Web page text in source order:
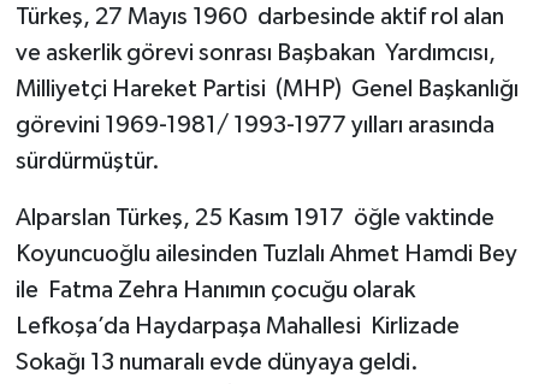
Türkeş, 27 Mayıs 1960 darbesinde aktif rol alan
ve askerlik görevi sonrası Başbakan Yardımcısı,
Milliyetçi Hareket Partisi (MHP) Genel Başkanlığı
görevini 1969-1981/ 1993-1977 yılları arasında
sürdürmüştür.
Alparslan Türkeş, 25 Kasım 1917 öğle vaktinde
Koyuncuoğlu ailesinden Tuzlalı Ahmet Hamdi Bey
ile Fatma Zehra Hanımın çocuğu olarak
Lefkoşa’da Haydarpaşa Mahallesi Kirlizade
Sokağı 13 numaralı evde dünyaya geldi.